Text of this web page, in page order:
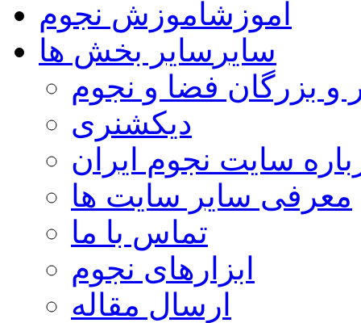
آموزشآموزش نجوم
سایر سایر بخش ها
و بزرگان فضا و نجوم
دیکشنری
سایت نجوم ایران
معرفی سایر سایت ها
تماس با ما
ابزارهای نجوم
ارسال مقاله